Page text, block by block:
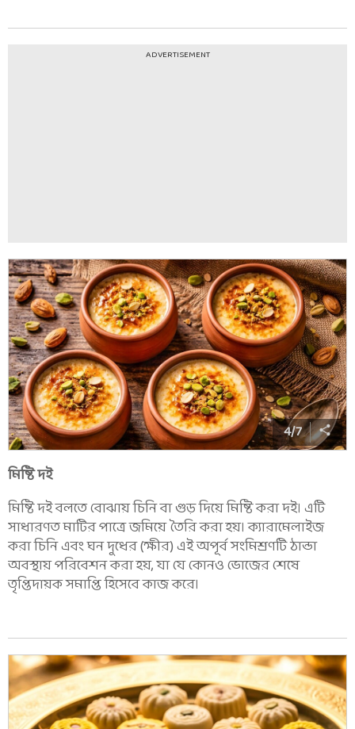
ADVERTISEMENT
4/7
মিষ্টি দই
মিষ্টি দই বলতে বোঝায় চিনি বা গুড় দিয়ে মিষ্টি করা দই। এটি
সাধারণত মাটির পাত্রে জমিয়ে তৈরি করা হয়। ক্যারামেলাইজ
করা চিনি এবং ঘন দুধের (ক্ষীর) এই অপূর্ব সংমিশ্রণটি ঠান্ডা
অবস্থায় পরিবেশন করা হয়, যা যে কোনও ভোজের শেষে
তৃপ্তিদায়ক সমাপ্তি হিসেবে কাজ করে।